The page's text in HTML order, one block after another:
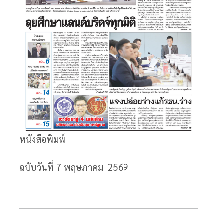
หนังสือพิมพ์
ฉบับวันที่ 7 พฤษภาคม 2569